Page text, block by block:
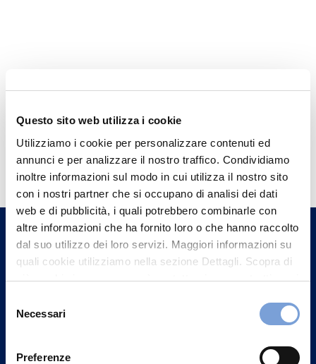
Questo sito web utilizza i cookie
Utilizziamo i cookie per personalizzare contenuti ed
annunci e per analizzare il nostro traffico. Condividiamo
inoltre informazioni sul modo in cui utilizza il nostro sito
con i nostri partner che si occupano di analisi dei dati
web e di pubblicità, i quali potrebbero combinarle con
altre informazioni che ha fornito loro o che hanno raccolto
dal suo utilizzo dei loro servizi. Maggiori informazioni su
quali cookie utilizziamo nella sezione Dettagli. Scopra di
più su chi siamo, come può contattarci e come trattiamo i
può trovare nel footer del sito nella sezione "Informativa
delNecessari
Preferenze
Hai bisogno di
informazioni?
Trova l'Agenzia più vicina a te e parla con
un nostro Agente.
Contattaci